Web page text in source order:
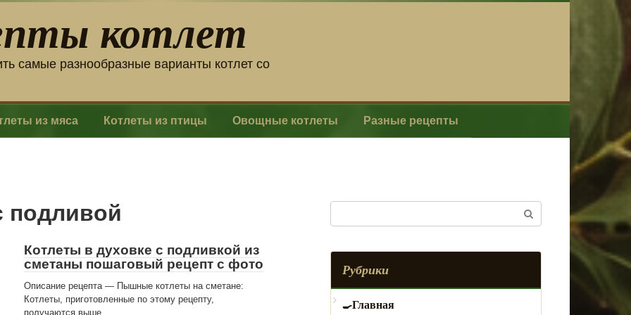
котлет
самые разнообразные варианты котлет со
из мяса Котлеты из птицы Овощные котлеты Разные рецепты
подливой
Котлеты в духовке с подливкой из
сметаны пошаговый рецепт с фото
Описание рецепта — Пышные котлеты на сметане:
Котлеты, приготовленные по этому рецепту,
получаются выше
Рубрики
Главная